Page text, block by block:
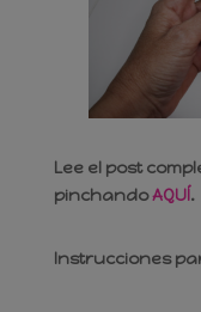
Lee el post
pinchandoAQUÍ.
Instrucciones